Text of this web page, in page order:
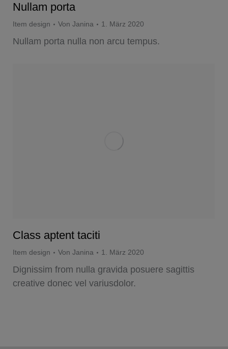
Nullam porta
Item design Von Janina 1. März 2020
Nullam porta nulla non arcu tempus.
Class aptent taciti
Item design Von Janina 1. März 2020
Dignissim from nulla gravida posuere sagittis
creative donec vel variusdolor.